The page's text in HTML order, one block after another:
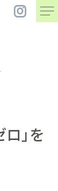
」を